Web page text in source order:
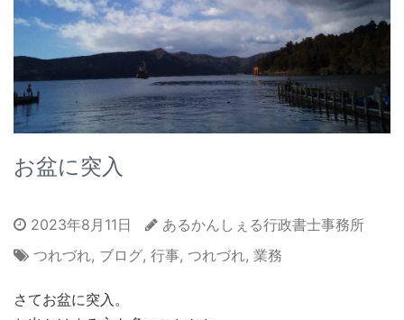
お盆に突入
2023年8月11日
あるかんしぇる行政書士事務所
つれづれ, ブログ, 行事, つれづれ, 業務
さてお盆に突入。